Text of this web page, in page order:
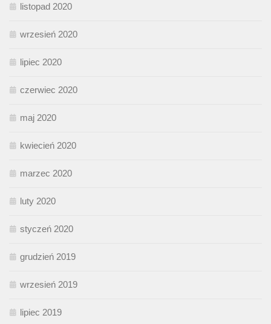
listopad 2020
wrzesień 2020
lipiec 2020
czerwiec 2020
maj 2020
kwiecień 2020
marzec 2020
luty 2020
styczeń 2020
grudzień 2019
wrzesień 2019
lipiec 2019